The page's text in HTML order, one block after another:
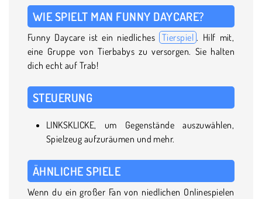
WIE SPIELT MAN FUNNY DAYCARE?
Funny Daycare ist ein niedliches Tierspiel . Hilf mit,
eine Gruppe von Tierbabys zu versorgen. Sie halten
dich echt auf Trab!
STEUERUNG
LINKSKLICKE, um Gegenstände auszuwählen,
Spielzeug aufzuräumen und mehr.
ÄHNLICHE SPIELE
Wenn du ein großer Fan von niedlichen Onlinespielen